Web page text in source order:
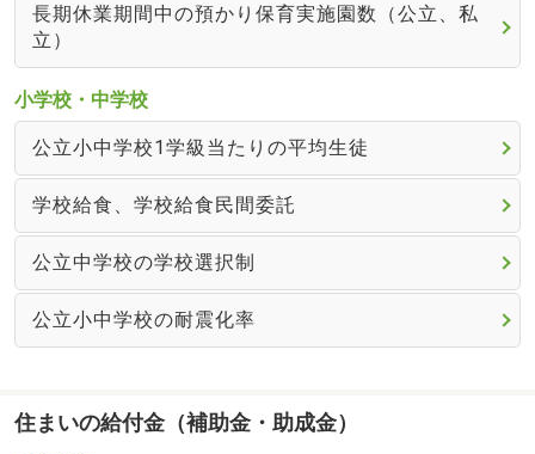
長期休業期間中の預かり保育実施園数（公立、私
立）
小学校・中学校
公立小中学校1学級当たりの平均生徒
学校給食、学校給食民間委託
公立中学校の学校選択制
公立小中学校の耐震化率
住まいの給付金（補助金・助成金）